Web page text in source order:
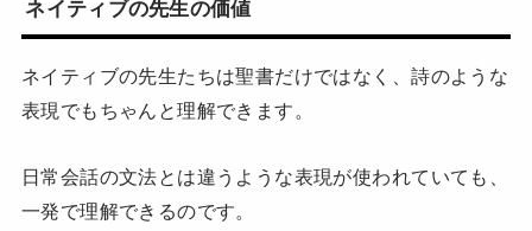
ネイティブの先生の価値
ネイティブの先生たちは聖書だけではなく、詩のような
表現でもちゃんと理解できます。
日常会話の文法とは違うような表現が使われていても、
一発で理解できるのです。